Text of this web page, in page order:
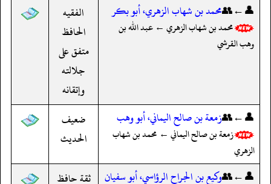
👤←👥محمد بن شهاب الزهري، أبو بكر
محمد بن شهاب الزهري ← عبد الله بن
وهب القرشي
الفقيه
الحافظ
متفق على
جلالته
وإتقانه
👤←👥زمعة بن صالح اليماني، أبو وهب
زمعة بن صالح اليماني ← محمد بن شهاب
الزهري
ضعيف
الحديث
👤←👥وكيع بن الجراح الرؤاسي، أبو سفيان
ثقة حافظ